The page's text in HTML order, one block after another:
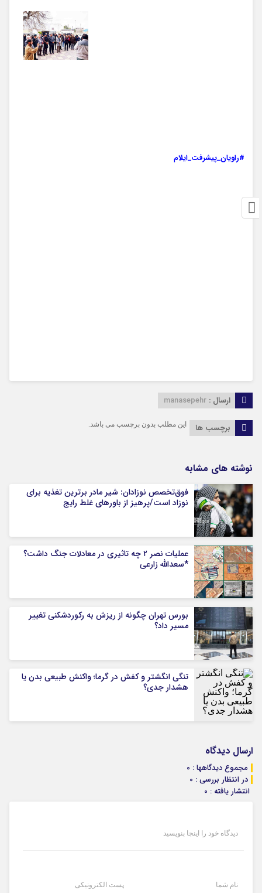
#راویان_پیشرفت_ایلام
ارسال : manasepehr
برچسب ها این مطلب بدون برچسب می باشد.
نوشته های مشابه
فوق‌تخصص نوزادان: شیر مادر برترین تغذیه برای
نوزاد است/پرهیز از باورهای غلط رایج
عملیات نصر ۲ چه تاثیری در معادلات جنگ داشت؟
*سعدالله زارعی
بورس تهران چگونه از ریزش به رکوردشکنی تغییر
مسیر داد؟
تنگی انگشتر و کفش در گرما؛ واکنش طبیعی بدن یا
هشدار جدی؟
ارسال دیدگاه
مجموع دیدگاهها : 0
در انتظار بررسی : 0
انتشار یافته : 0
دیدگاه خود را اینجا بنویسید
نام شما پست الکترونیکی